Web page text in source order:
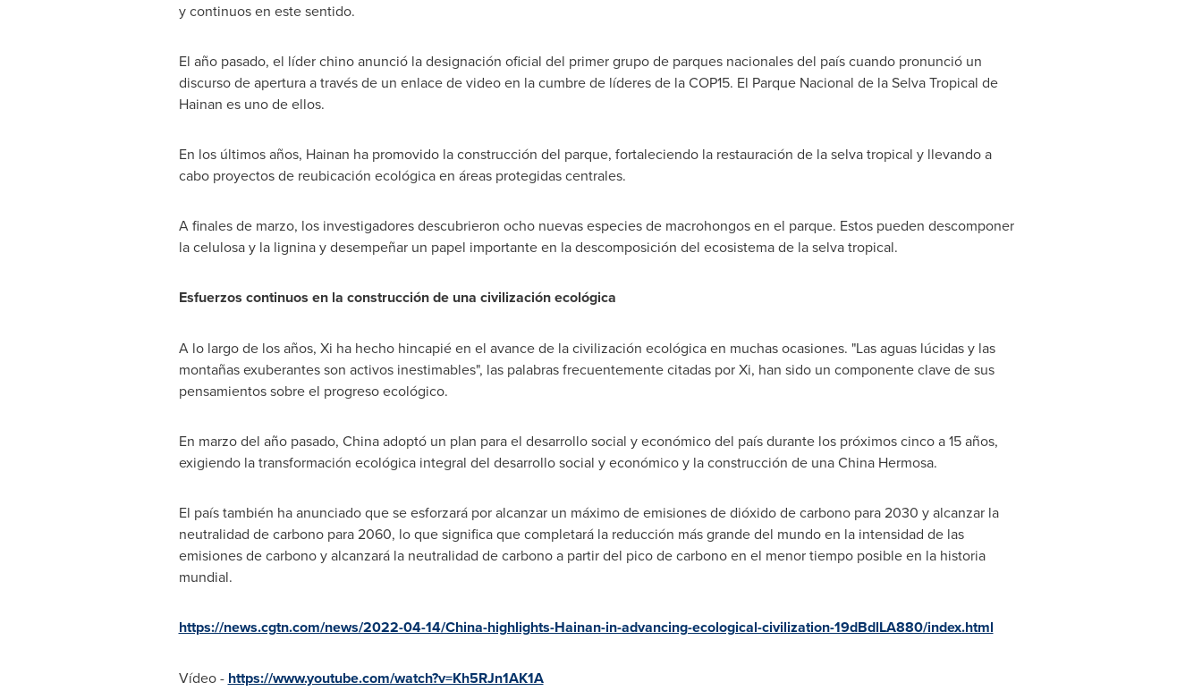
y continuos en este sentido.
El año pasado, el líder chino anunció la designación oficial del primer grupo de parques nacionales del país cuando pronunció un
discurso de apertura a través de un enlace de video en la cumbre de líderes de laCOP15. El Parque Nacional de la Selva Tropical de
Hainan es uno de ellos.
En los últimos años, Hainan ha promovido la construcción del parque, fortaleciendo la restauración de la selva tropical y llevando a
cabo proyectos de reubicación ecológica en áreas protegidas centrales.
A finales de marzo, los investigadores descubrieron ocho nuevas especies de macrohongos en el parque. Estos pueden descomponer
la celulosa y la lignina y desempeñar un papel importante en la descomposición del ecosistema de la selva tropical.
Esfuerzos continuos en la construcción de una civilización ecológica
A lo largo de los años, Xi ha hecho hincapié en el avance de la civilización ecológica en muchas ocasiones. "Las aguas lúcidas y las
montañas exuberantes son activos inestimables", las palabras frecuentemente citadas por Xi, han sido un componente clave de sus
pensamientos sobre el progreso ecológico.
En marzo del año pasado, China adoptó un plan para el desarrollo social y económico del país durante los próximos cinco a 15 años,
exigiendo la transformación ecológica integral del desarrollo social y económico y la construcción de unaChina Hermosa.
El país también ha anunciado que se esforzará por alcanzar un máximo de emisiones de dióxido de carbono para 2030 y alcanzar la
neutralidad de carbono para 2060, lo que significa que completará la reducción más grande del mundo en la intensidad de las
emisiones de carbono y alcanzará la neutralidad de carbono a partir del pico de carbono en el menor tiempo posible en la historia
mundial.
https://news.cgtn.com/news/2022-04-14/China-highlights-Hainan-in-advancing-ecological-civilization-19dBdlLA880/index.html
Vídeo - https://www.youtube.com/watch?v=Kh5RJn1AK1A